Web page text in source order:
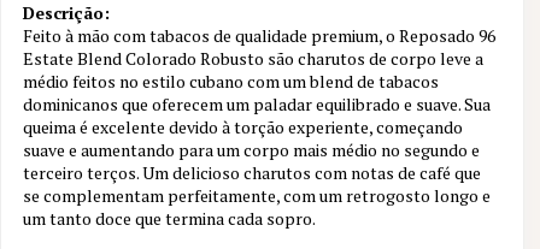
Nota
8.6
15 aval.
Descrição:
Feito à mão com tabacos de qualidade premium, o Reposado 96
Estate Blend Colorado Robusto são charutos de corpo leve a
médio feitos no estilo cubano com um blend de tabacos
dominicanos que oferecem um paladar equilibrado e suave. Sua
queima é excelente devido à torção experiente, começando
suave e aumentando para um corpo mais médio no segundo e
terceiro terços. Um delicioso charutos com notas de café que
se complementam perfeitamente, com um retrogosto longo e
um tanto doce que termina cada sopro.